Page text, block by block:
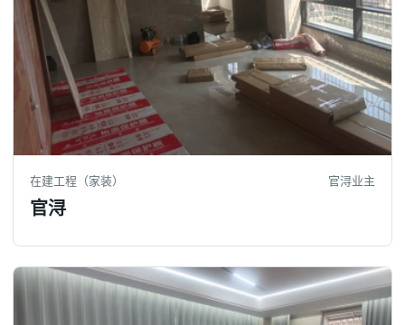
在建工程（家装） 官浔业主
官浔